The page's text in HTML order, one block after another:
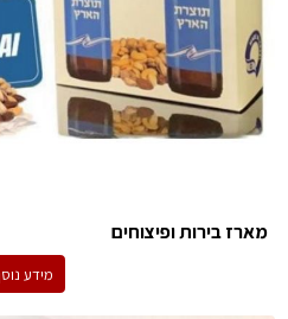
מארז בירות ופיצוחים
מידע